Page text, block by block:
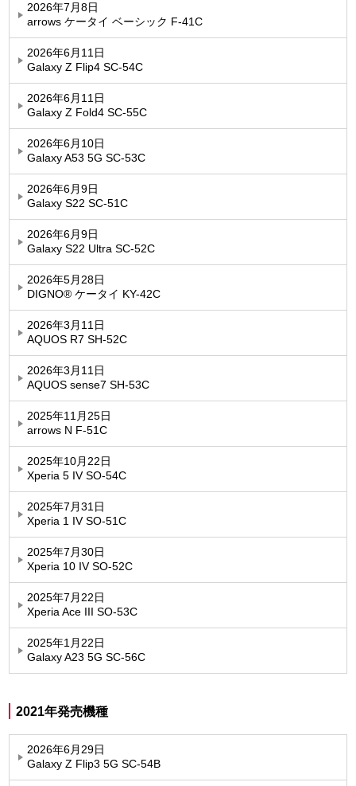
2026年7月8日
arrows ケータイ ベーシック F-41C
2026年6月11日
Galaxy Z Flip4 SC-54C
2026年6月11日
Galaxy Z Fold4 SC-55C
2026年6月10日
Galaxy A53 5G SC-53C
2026年6月9日
Galaxy S22 SC-51C
2026年6月9日
Galaxy S22 Ultra SC-52C
2026年5月28日
DIGNO® ケータイ KY-42C
2026年3月11日
AQUOS R7 SH-52C
2026年3月11日
AQUOS sense7 SH-53C
2025年11月25日
arrows N F-51C
2025年10月22日
Xperia 5 IV SO-54C
2025年7月31日
Xperia 1 IV SO-51C
2025年7月30日
Xperia 10 IV SO-52C
2025年7月22日
Xperia Ace III SO-53C
2025年1月22日
Galaxy A23 5G SC-56C
2021年発売機種
2026年6月29日
Galaxy Z Flip3 5G SC-54B